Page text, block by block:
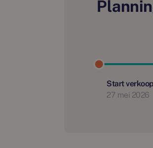
Start verkoop
27 mei 2026